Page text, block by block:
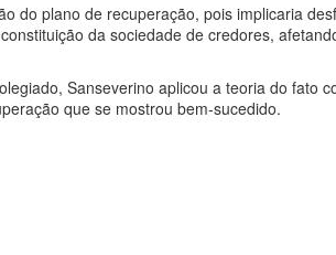
do plano de recuperação, pois implicaria
da sociedade de credores,
Sanseverino aplicou a teoria do fato
que se mostrou bem-sucedido.